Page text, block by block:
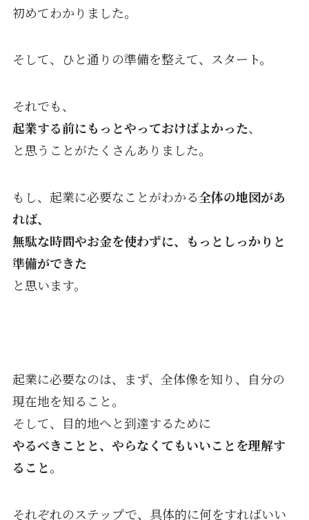
初めてわかりました。
そして、ひと通りの準備を整えて、スタート。
それでも、
起業する前にもっとやっておけばよかった、
と思うことがたくさんありました。
もし、起業に必要なことがわかる全体の地図があ
れば、
無駄な時間やお金を使わずに、もっとしっかりと
準備ができた
と思います。
起業に必要なのは、まず、全体像を知り、自分の
現在地を知ること。
そして、目的地へと到達するために
やるべきことと、やらなくてもいいことを理解す
ること。
それぞれのステップで、具体的に何をすればいい